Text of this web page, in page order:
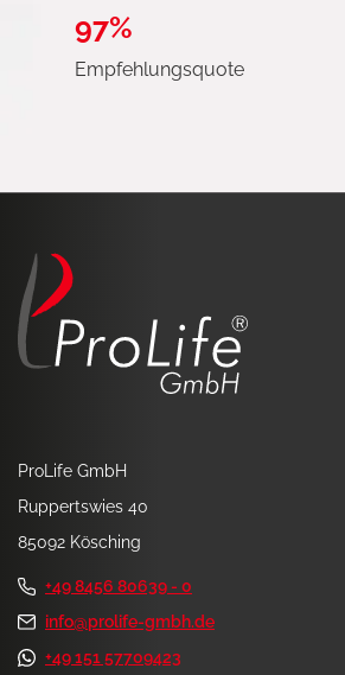
97%
Empfehlungsquote
ProLife GmbH
Ruppertswies 40
85092 Kösching
+49 8456 80639 - 0
info@prolife-gmbh.de
+49 151 57709423